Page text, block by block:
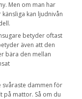
Men om man har
kan ljudnivån
betyder oftast
även att den
bära den mellan
svåraste dammen för
på mattor. Så om du